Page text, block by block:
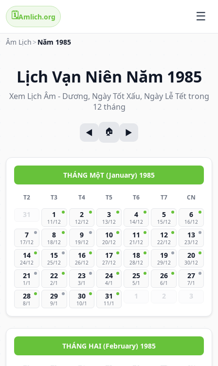
🗓️Amlich.org
Âm Lịch > Năm 1985
Lịch Vạn Niên Năm 1985
Xem Lịch Âm - Dương, Ngày Tốt Xấu, Ngày Lễ Tết trong
12 tháng
THÁNG MộT (January) 1985
T2 T3 T4 T5 T6 T7 CN
31 1
11/12
2
12/12
3
13/12
4
14/12
5
15/12
6
16/12
7
17/12
8
18/12
9
19/12
10
20/12
11
21/12
12
22/12
13
23/12
14
24/12
15
25/12
16
26/12
17
27/12
18
28/12
19
29/12
20
30/12
21
1/1
22
2/1
23
3/1
24
4/1
25
5/1
26
6/1
27
7/1
28
8/1
29
9/1
30
10/1
31
11/1
1 2 3
THÁNG HAI (February) 1985